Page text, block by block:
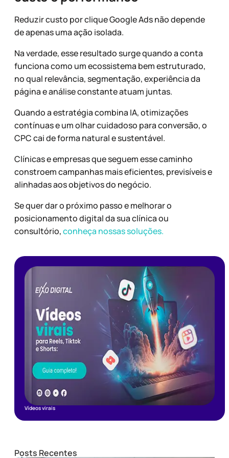
Reduzir custo por clique Google Ads não depende
de apenas uma ação isolada.
Na verdade, esse resultado surge quando a conta
funciona como um ecossistema bem estruturado,
no qual relevância, segmentação, experiência da
página e análise constante atuam juntas.
Quando a estratégia combina IA, otimizações
contínuas e um olhar cuidadoso para conversão, o
CPC cai de forma natural e sustentável.
Clínicas e empresas que seguem esse caminho
constroem campanhas mais eficientes, previsíveis e
alinhadas aos objetivos do negócio.
Se quer dar o próximo passo e melhorar o
posicionamento digital da sua clínica ou
consultório,conheça nossas soluções.
Vídeos virais
Posts Recentes